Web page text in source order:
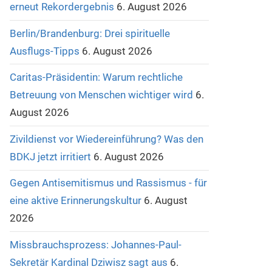
erneut Rekordergebnis 6. August 2026
Berlin/Brandenburg: Drei spirituelle
Ausflugs-Tipps 6. August 2026
Caritas-Präsidentin: Warum rechtliche
Betreuung von Menschen wichtiger wird 6.
August 2026
Zivildienst vor Wiedereinführung? Was den
BDKJ jetzt irritiert 6. August 2026
Gegen Antisemitismus und Rassismus - für
eine aktive Erinnerungskultur 6. August
2026
Missbrauchsprozess: Johannes-Paul-
Sekretär Kardinal Dziwisz sagt aus 6.